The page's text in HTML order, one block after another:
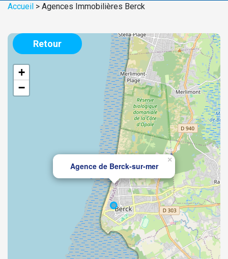
Accueil > Agences Immobilières Berck
Agence de Berck-sur-mer
×
+
−
Retour